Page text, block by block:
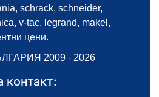
schrack, schneider,
v-tac, legrand, makel,
цени.
2009 - 2026
контакт: